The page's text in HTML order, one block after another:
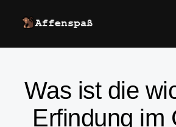
Was ist die
Erfindung im